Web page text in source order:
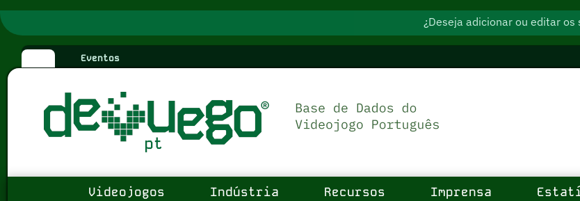
¿Deseja adicionar ou editar os
Eventos
Videojogos Indústria Recursos Imprensa